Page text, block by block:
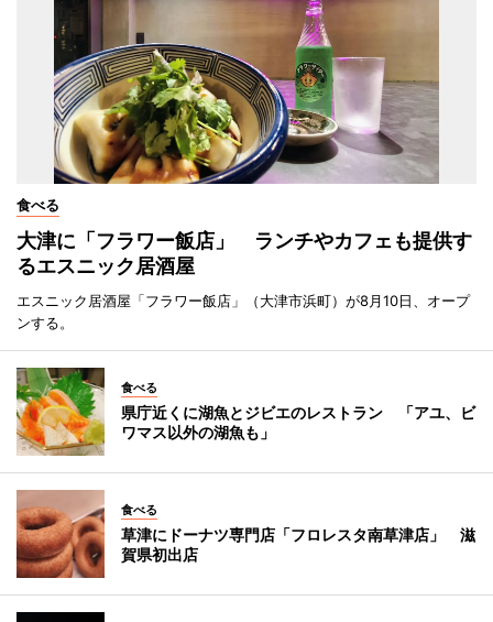
食べる
大津に「フラワー飯店」 ランチやカフェも提供す
るエスニック居酒屋
エスニック居酒屋「フラワー飯店」（大津市浜町）が8月10日、オープ
ンする。
食べる
県庁近くに湖魚とジビエのレストラン 「アユ、ビ
ワマス以外の湖魚も」
食べる
草津にドーナツ専門店「フロレスタ南草津店」 滋
賀県初出店